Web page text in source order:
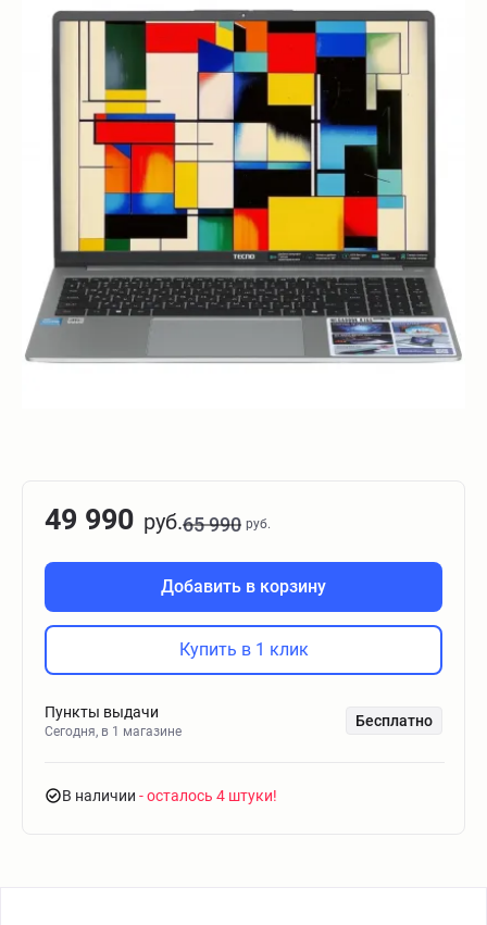
49 990 руб.65 990 руб.
Добавить в корзину
Купить в 1 клик
Пункты выдачи
Сегодня, в 1 магазине
Бесплатно
В наличии - осталось 4 штуки